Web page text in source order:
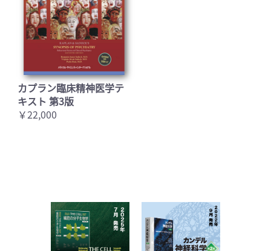
カプラン臨床精神医学テ
キスト 第3版
￥22,000